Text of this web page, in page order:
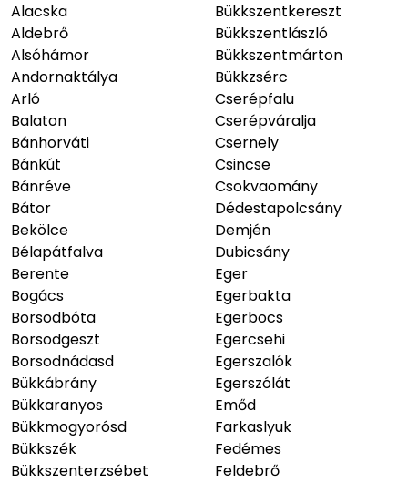
Alacska
Aldebrő
Alsóhámor
Andornaktálya
Arló
Balaton
Bánhorváti
Bánkút
Bánréve
Bátor
Bekölce
Bélapátfalva
Berente
Bogács
Borsodbóta
Borsodgeszt
Borsodnádasd
Bükkábrány
Bükkaranyos
Bükkmogyorósd
Bükkszék
Bükkszenterzsébet
Bükkszentkereszt
Bükkszentlászló
Bükkszentmárton
Bükkzsérc
Cserépfalu
Cserépváralja
Csernely
Csincse
Csokvaomány
Dédestapolcsány
Demjén
Dubicsány
Eger
Egerbakta
Egerbocs
Egercsehi
Egerszalók
Egerszólát
Emőd
Farkaslyuk
Fedémes
Feldebrő